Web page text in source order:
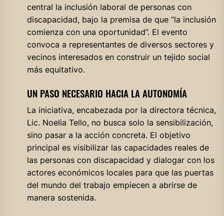
central la inclusión laboral de personas con
discapacidad, bajo la premisa de que “la inclusión
comienza con una oportunidad”. El evento
convoca a representantes de diversos sectores y
vecinos interesados en construir un tejido social
más equitativo.
UN PASO NECESARIO HACIA LA AUTONOMÍA
La iniciativa, encabezada por la directora técnica,
Lic. Noelia Tello, no busca solo la sensibilización,
sino pasar a la acción concreta. El objetivo
principal es visibilizar las capacidades reales de
las personas con discapacidad y dialogar con los
actores económicos locales para que las puertas
del mundo del trabajo empiecen a abrirse de
manera sostenida.